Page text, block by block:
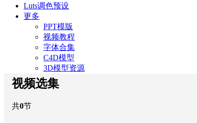
Luts调色预设
更多
PPT模版
视频教程
字体合集
C4D模型
3D模型资源
视频选集
共0节